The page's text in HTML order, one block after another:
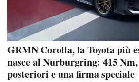
GRMN Corolla, la Toyota più
nasce al Nurburgring: 415
posteriori e una firma speciale